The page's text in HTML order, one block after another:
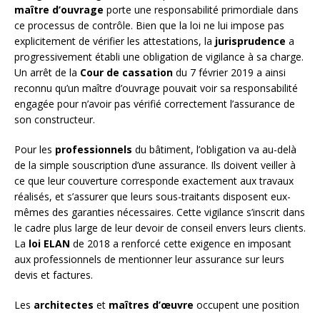
maître d’ouvrage porte une responsabilité primordiale dans
ce processus de contrôle. Bien que la loi ne lui impose pas
explicitement de vérifier les attestations, la jurisprudence a
progressivement établi une obligation de vigilance à sa charge.
Un arrêt de la Cour de cassation du 7 février 2019 a ainsi
reconnu qu’un maître d’ouvrage pouvait voir sa responsabilité
engagée pour n’avoir pas vérifié correctement l’assurance de
son constructeur.
Pour les professionnels du bâtiment, l’obligation va au-delà
de la simple souscription d’une assurance. Ils doivent veiller à
ce que leur couverture corresponde exactement aux travaux
réalisés, et s’assurer que leurs sous-traitants disposent eux-
mêmes des garanties nécessaires. Cette vigilance s’inscrit dans
le cadre plus large de leur devoir de conseil envers leurs clients.
La loi ELAN de 2018 a renforcé cette exigence en imposant
aux professionnels de mentionner leur assurance sur leurs
devis et factures.
Les architectes et maîtres d’œuvre occupent une position